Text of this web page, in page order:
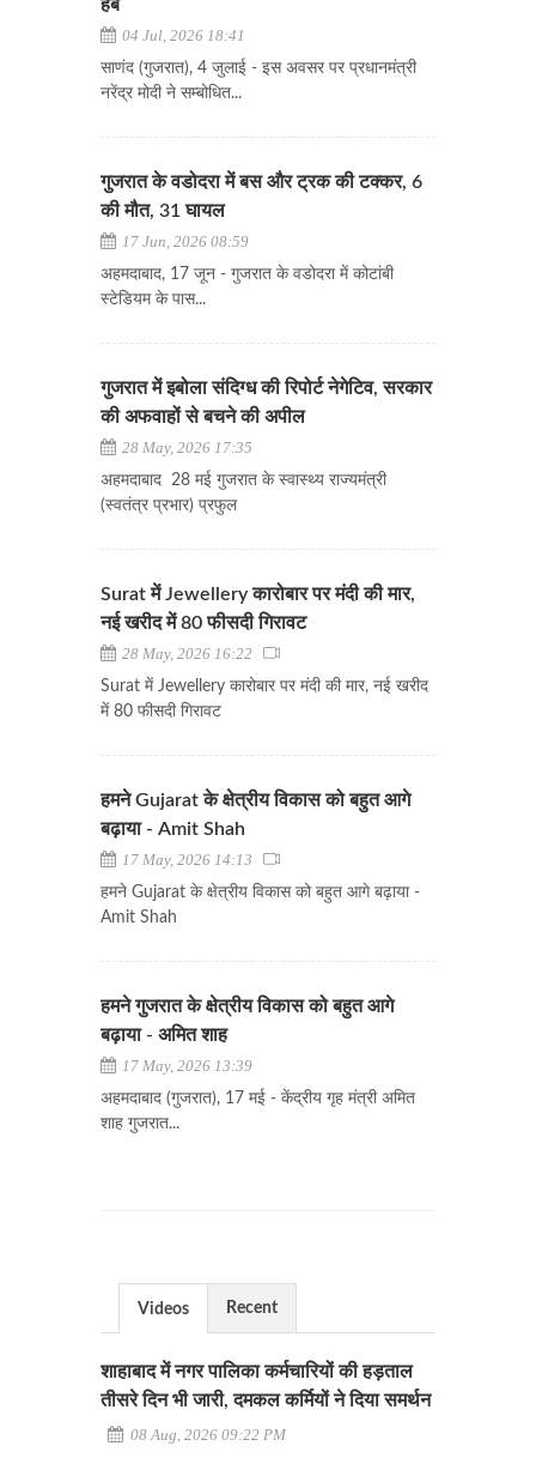
हब
04 Jul, 2026 18:41
साणंद (गुजरात), 4 जुलाई - इस अवसर पर प्रधानमंत्री
नरेंद्र मोदी ने सम्बोधित...
गुजरात के वडोदरा में बस और ट्रक की टक्कर, 6
की मौत, 31 घायल
17 Jun, 2026 08:59
अहमदाबाद, 17 जून - गुजरात के वडोदरा में कोटांबी
स्टेडियम के पास...
गुजरात में इबोला संदिग्ध की रिपोर्ट नेगेटिव, सरकार
की अफवाहों से बचने की अपील
28 May, 2026 17:35
अहमदाबाद 28 मई गुजरात के स्वास्थ्य राज्यमंत्री
(स्वतंत्र प्रभार) प्रफुल
Surat में Jewellery कारोबार पर मंदी की मार,
नई खरीद में 80 फीसदी गिरावट
28 May, 2026 16:22
Surat में Jewellery कारोबार पर मंदी की मार, नई खरीद
में 80 फीसदी गिरावट
हमने Gujarat के क्षेत्रीय विकास को बहुत आगे
बढ़ाया - Amit Shah
17 May, 2026 14:13
हमने Gujarat के क्षेत्रीय विकास को बहुत आगे बढ़ाया -
Amit Shah
हमने गुजरात के क्षेत्रीय विकास को बहुत आगे
बढ़ाया - अमित शाह
17 May, 2026 13:39
अहमदाबाद (गुजरात), 17 मई - केंद्रीय गृह मंत्री अमित
शाह गुजरात...
Videos Recent
शाहाबाद में नगर पालिका कर्मचारियों की हड़ताल
तीसरे दिन भी जारी, दमकल कर्मियों ने दिया समर्थन
08 Aug, 2026 09:22 PM